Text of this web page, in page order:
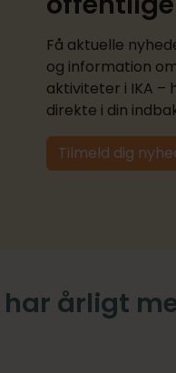
Få aktuelle
og information
aktiviteter i IKA –
direkte i din
Tilmeld dig
har årligt